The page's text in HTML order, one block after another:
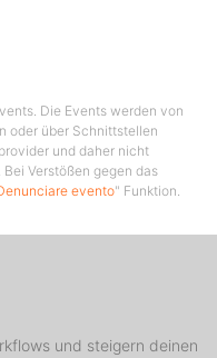
Die Events werden von
oder über Schnittstellen
und daher nicht
Verstößen gegen das
evento" Funktion.
und steigern deinen